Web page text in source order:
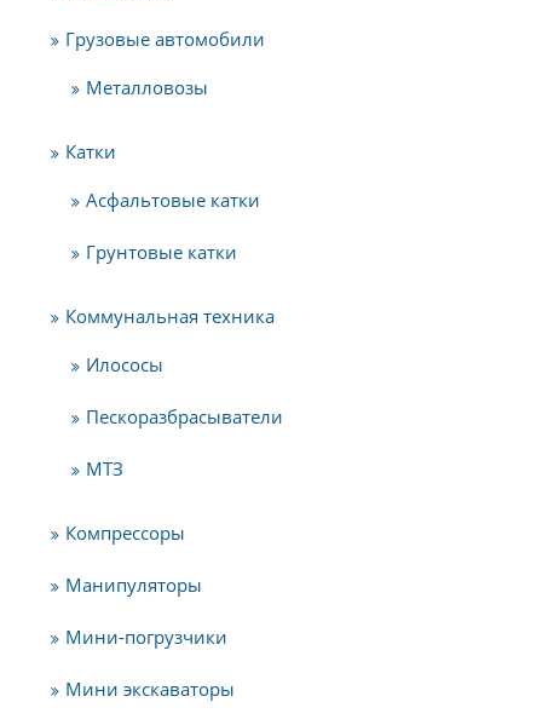
Грузовые автомобили
Металловозы
Катки
Асфальтовые катки
Грунтовые катки
Коммунальная техника
Илососы
Пескоразбрасыватели
МТЗ
Компрессоры
Манипуляторы
Мини-погрузчики
Мини экскаваторы